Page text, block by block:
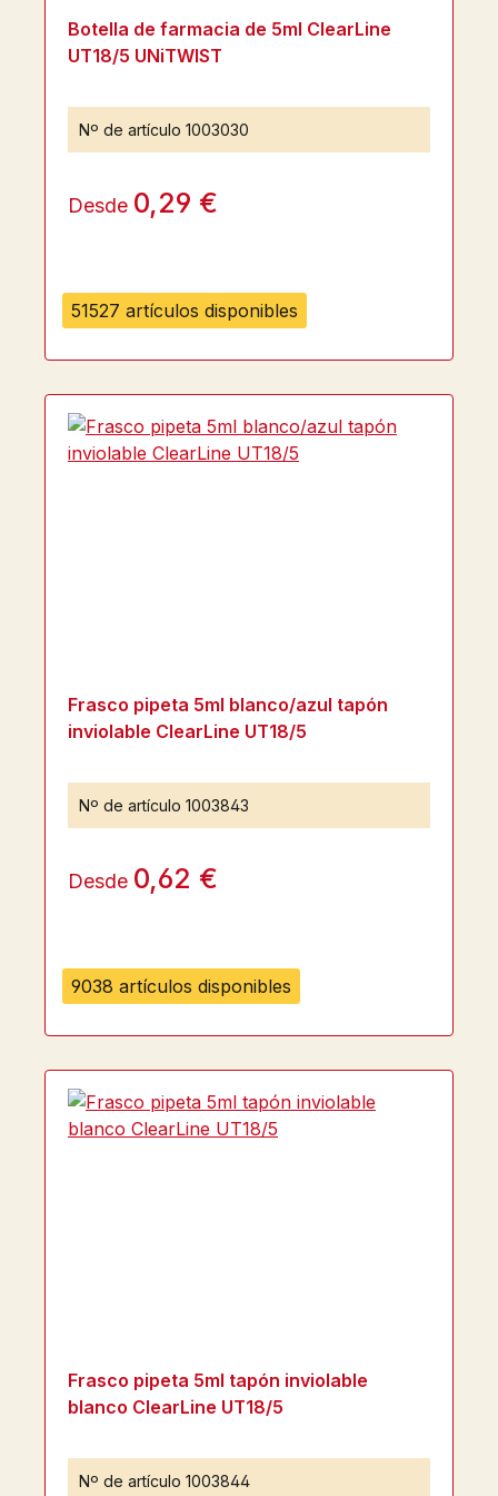
51527 artículos disponibles
Botella de farmacia de 5ml ClearLine
UT18/5 UNiTWIST
Nº de artículo 1003030
Desde 0,29 €
9038 artículos disponibles
Frasco pipeta 5ml blanco/azul tapón
inviolable ClearLine UT18/5
Nº de artículo 1003843
Desde 0,62 €
Frasco pipeta 5ml tapón inviolable
blanco ClearLine UT18/5
Nº de artículo 1003844